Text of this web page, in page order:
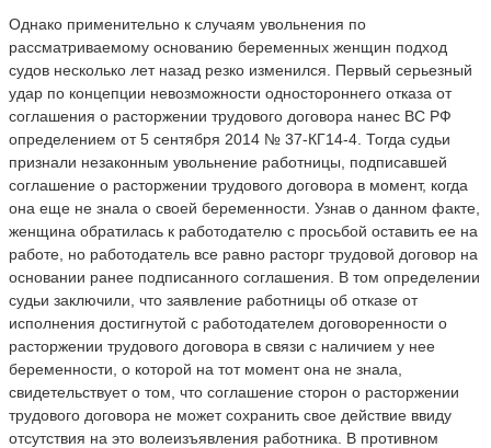
Однако применительно к случаям увольнения по
рассматриваемому основанию беременных женщин подход
судов несколько лет назад резко изменился. Первый серьезный
удар по концепции невозможности одностороннего отказа от
соглашения о расторжении трудового договора нанес ВС РФ
определением от 5 сентября 2014 № 37-КГ14-4. Тогда судьи
признали незаконным увольнение работницы, подписавшей
соглашение о расторжении трудового договора в момент, когда
она еще не знала о своей беременности. Узнав о данном факте,
женщина обратилась к работодателю с просьбой оставить ее на
работе, но работодатель все равно расторг трудовой договор на
основании ранее подписанного соглашения. В том определении
судьи заключили, что заявление работницы об отказе от
исполнения достигнутой с работодателем договоренности о
расторжении трудового договора в связи с наличием у нее
беременности, о которой на тот момент она не знала,
свидетельствует о том, что соглашение сторон о расторжении
трудового договора не может сохранить свое действие ввиду
отсутствия на это волеизъявления работника. В противном